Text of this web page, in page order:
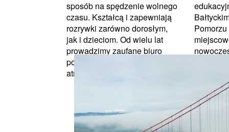
sposób na spędzenie wolnego
czasu. Kształcą i zapewniają
rozrywki zarówno dorosłym,
jak i dzieciom. Od wielu lat
prowadzimy zaufane biuro
podróży, które zapewnia
atrakcyjne cenowo...